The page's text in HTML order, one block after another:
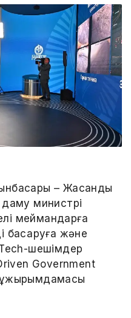
– Жасанды
министрі
меймандарға
басқаруға және
шешімдер
Government